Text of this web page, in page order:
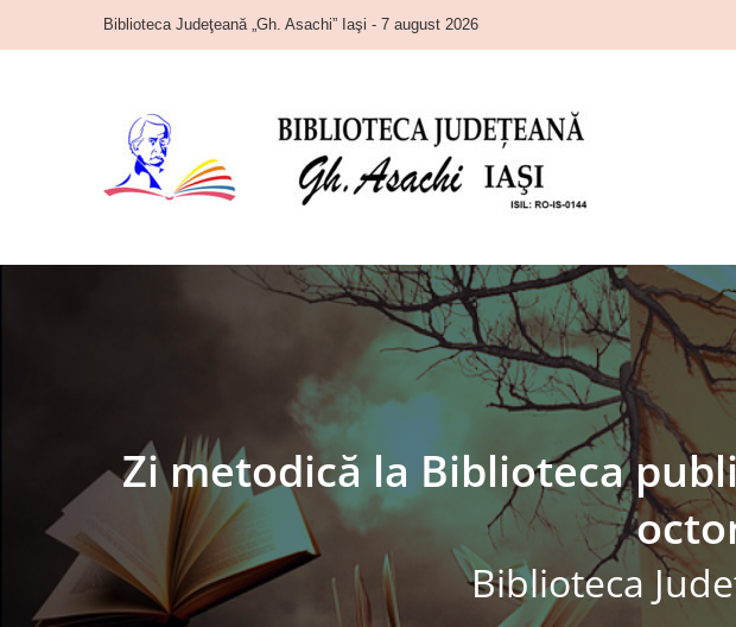
content
Biblioteca Judeţeană „Gh. Asachi” Iaşi - 7 august 2026
Zi metodică la Biblioteca
Biblioteca